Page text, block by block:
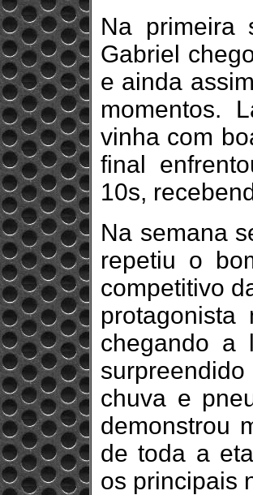
Na primeira
Gabriel
e ainda
momentos.
vinha com
final
10s,
Na semana
repetiu o
competitivo
chegando a
chuva e
demonstrou
de toda a
os principais